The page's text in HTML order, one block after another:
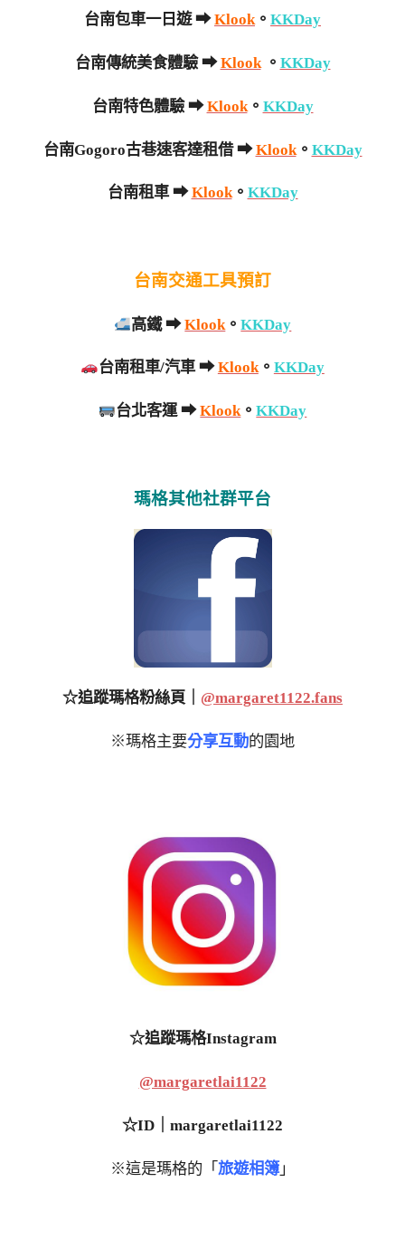
台南包車一日遊 ➡Klook。 KKDay
台南傳統美食體驗 ➡Klook。 KKDay
台南特色體驗 ➡Klook。 KKDay
台南Gogoro古巷速客達租借 ➡Klook。 KKDay
台南租車 ➡Klook。 KKDay
台南交通工具預訂
高鐵 ➡Klook 。KKDay
台南租車/汽車 ➡Klook。 KKDay
台北客運 ➡Klook。KKDay
瑪格其他社群平台
☆追蹤瑪格粉絲頁｜ @margaret1122.fans
※瑪格主要分享互動的園地
☆追蹤瑪格Instagram
@margaretlai1122
☆ID｜margaretlai1122
※這是瑪格的「 旅遊相簿 」